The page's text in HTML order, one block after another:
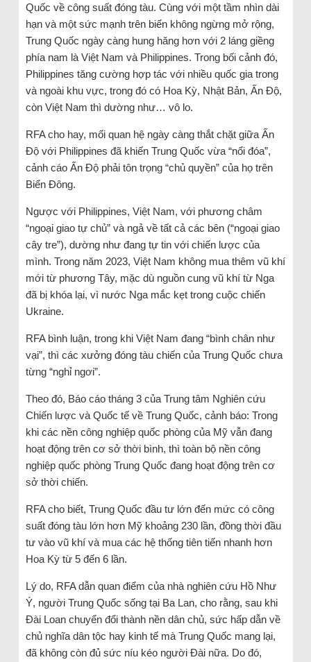
Quốc về công suất đóng tàu. Cùng với một tầm nhìn dài
hạn và một sức mạnh trên biển không ngừng mở rộng,
Trung Quốc ngày càng hung hăng hơn với 2 láng giềng
phía nam là Việt Nam và Philippines. Trong bối cảnh đó,
Philippines tăng cường hợp tác với nhiều quốc gia trong
và ngoài khu vực, trong đó có Hoa Kỳ, Nhật Bản, Ấn Độ,
còn Việt Nam thì dường như… vô lo.
RFA cho hay, mối quan hệ ngày càng thắt chặt giữa Ấn
Độ với Philippines đã khiến Trung Quốc vừa “nổi đóa”,
cảnh cáo Ấn Độ phải tôn trọng “chủ quyền” của họ trên
Biển Đông.
Ngược với Philippines, Việt Nam, với phương châm
“ngoại giao tự chủ” và ngả về tất cả các bên (“ngoại giao
cây tre”), dường như đang tự tin với chiến lược của
mình. Trong năm 2023, Việt Nam không mua thêm vũ khí
mới từ phương Tây, mặc dù nguồn cung vũ khí từ Nga
đã bị khóa lại, vì nước Nga mắc kẹt trong cuộc chiến
Ukraine.
RFA bình luận, trong khi Việt Nam đang “bình chân như
vại”, thì các xưởng đóng tàu chiến của Trung Quốc chưa
từng “nghỉ ngơi”.
Theo đó, Báo cáo tháng 3 của Trung tâm Nghiên cứu
Chiến lược và Quốc tế về Trung Quốc, cảnh báo: Trong
khi các nền công nghiệp quốc phòng của Mỹ vẫn đang
hoạt động trên cơ sở thời bình, thì toàn bộ nền công
nghiệp quốc phòng Trung Quốc đang hoạt động trên cơ
sở thời chiến.
RFA cho biết, Trung Quốc đầu tư lớn đến mức có công
suất đóng tàu lớn hơn Mỹ khoảng 230 lần, đồng thời đầu
tư vào vũ khí và mua các hệ thống tiên tiến nhanh hơn
Hoa Kỳ từ 5 đến 6 lần.
Lý do, RFA dẫn quan điểm của nhà nghiên cứu Hồ Như
Ý, người Trung Quốc sống tại Ba Lan, cho rằng, sau khi
Đài Loan chuyển đổi thành nền dân chủ, sức hấp dẫn về
chủ nghĩa dân tộc hay kinh tế mà Trung Quốc mang lại,
đã không còn đủ sức níu kéo người Đài nữa. Do đó,